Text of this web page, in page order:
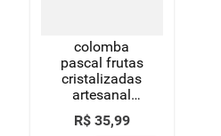
colomba
pascal frutas
cristalizadas
artesanal
supernosso
500g
R$ 35,99